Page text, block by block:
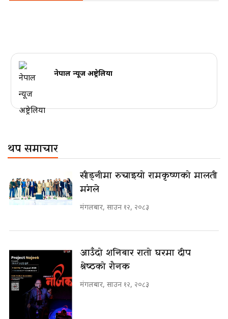
नेपाल न्यूज अष्ट्रेलिया
थप समाचार
सीड्नीमा रुचाइयो रामकृष्णको मालती
मंगले
मंगलबार, साउन १२, २०८३
आउँदो शनिबार रातो घरमा दीप
श्रेष्ठको रौनक
मंगलबार, साउन १२, २०८३